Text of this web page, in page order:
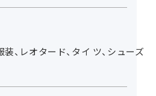
、レオタード、タイ ツ、シューズ